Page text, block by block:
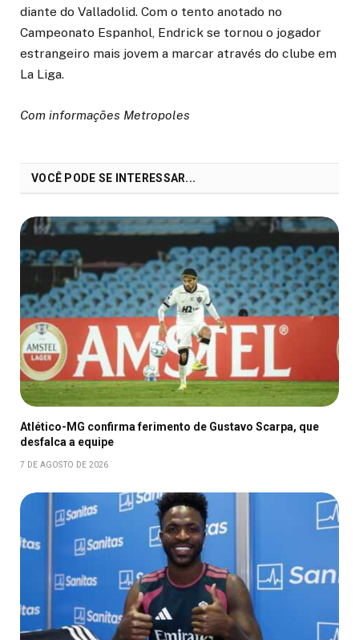
diante do Valladolid. Com o tento anotado no
Campeonato Espanhol, Endrick se tornou o jogador
estrangeiro mais jovem a marcar através do clube em
La Liga.
Com informações Metropoles
VOCÊ PODE SE INTERESSAR...
Atlético-MG confirma ferimento de Gustavo Scarpa, que
desfalca a equipe
7 DE AGOSTO DE 2026